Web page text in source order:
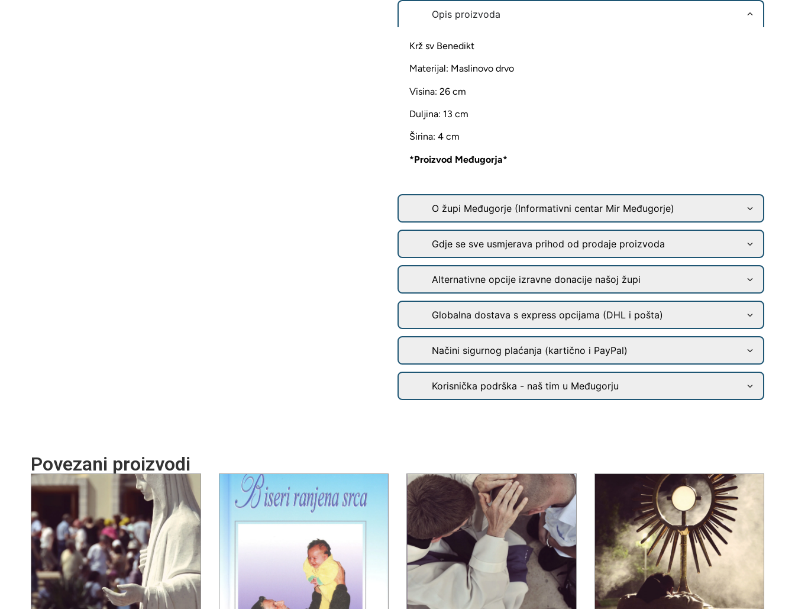
Opis proizvoda
Krž sv Benedikt
Materijal: Maslinovo drvo
Visina: 26 cm
Duljina: 13 cm
Širina: 4 cm
*Proizvod Međugorja*
O župi Međugorje (Informativni centar Mir Međugorje)
Gdje se sve usmjerava prihod od prodaje proizvoda
Alternativne opcije izravne donacije našoj župi
Globalna dostava s express opcijama (DHL i pošta)
Načini sigurnog plaćanja (kartično i PayPal)
Korisnička podrška - naš tim u Međugorju
Povezani proizvodi